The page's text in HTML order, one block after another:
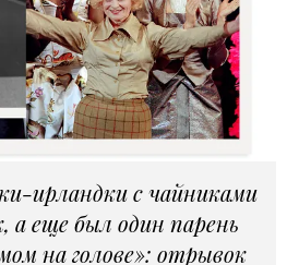
ирландки с чайниками
а еще был один парень
на голове»: отрывок